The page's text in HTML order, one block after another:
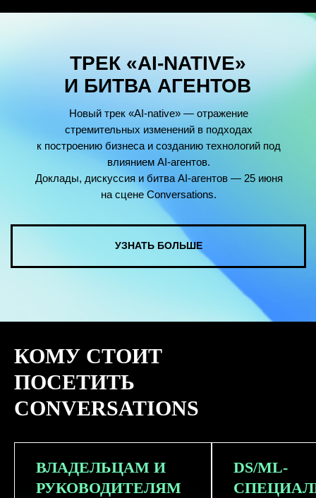
КОМУ СТОИТ
ПОСЕТИТЬ
CONVERSATIONS
ВЛАДЕЛЬЦАМ И
РУКОВОДИТЕЛЯМ
DS/ML-